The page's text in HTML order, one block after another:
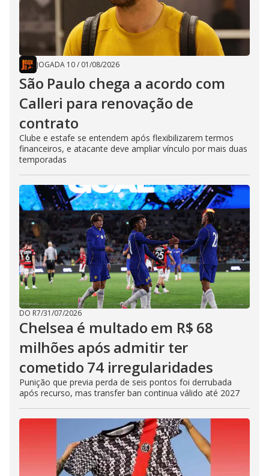
JOGADA 10/ 01/08/2026
São Paulo chega a acordo com
Calleri para renovação de
contrato
Clube e estafe se entendem após flexibilizarem termos
financeiros, e atacante deve ampliar vínculo por mais duas
temporadas
DO R7/31/07/2026
Chelsea é multado em R$ 68
milhões após admitir ter
cometido 74 irregularidades
Punição que previa perda de seis pontos foi derrubada
após recurso, mas transfer ban continua válido até 2027